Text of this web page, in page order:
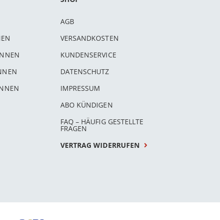
AGB
VERSANDKOSTEN
KUNDENSERVICE
DATENSCHUTZ
IMPRESSUM
ABO KÜNDIGEN
FAQ – HÄUFIG GESTELLTE
FRAGEN
VERTRAG WIDERRUFEN